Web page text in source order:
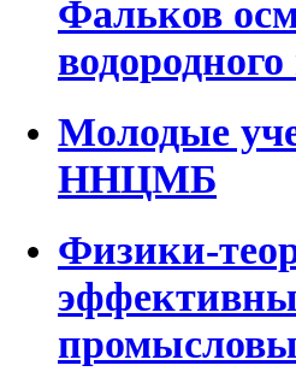
Фальков
Молодые
ННЦМБ
Физики-